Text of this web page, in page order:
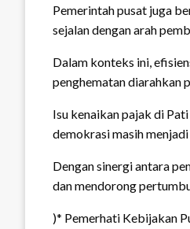
Pemerintah pusat juga
sejalan dengan arah
Dalam konteks ini,
penghematan diarahkan
Isu kenaikan pajak di
demokrasi masih
Dengan sinergi antara
dan mendorong
)* Pemerhati Kebijakan